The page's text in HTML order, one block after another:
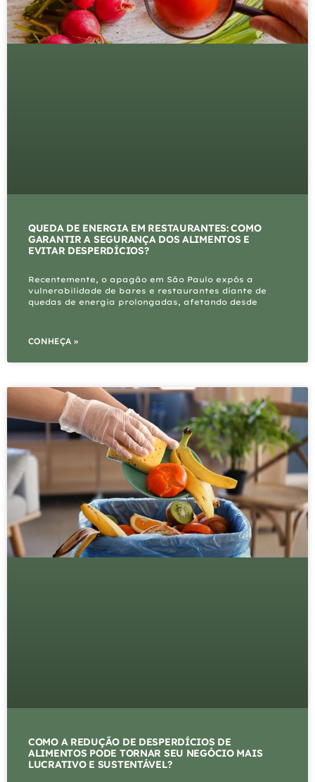
QUEDA DE ENERGIA EM RESTAURANTES: COMO
GARANTIR A SEGURANÇA DOS ALIMENTOS E
EVITAR DESPERDÍCIOS?
Recentemente, o apagão em São Paulo expôs a
vulnerabilidade de bares e restaurantes diante de
quedas de energia prolongadas, afetando desde
CONHEÇA »
COMO A REDUÇÃO DE DESPERDÍCIOS DE
ALIMENTOS PODE TORNAR SEU NEGÓCIO MAIS
LUCRATIVO E SUSTENTÁVEL?